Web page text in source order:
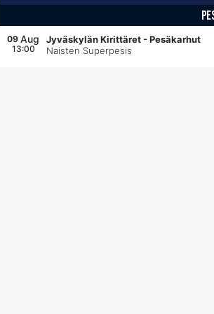
09 Aug
13:00
Jyväskylän Kirittäret -Pesäkarhut
Naisten Superpesis